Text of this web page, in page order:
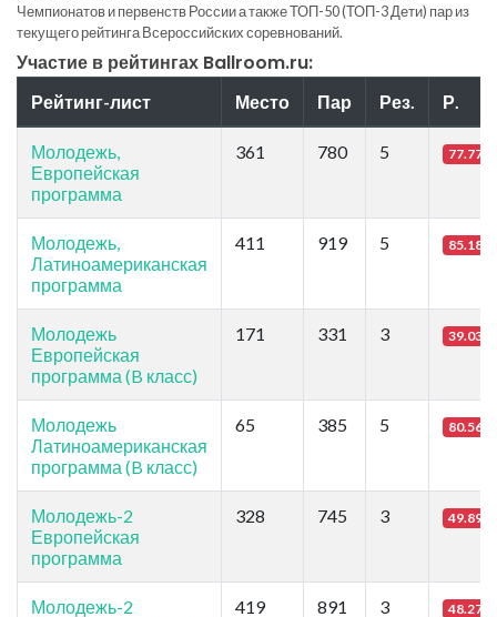
Чемпионатов и первенств России а также ТОП-50 (ТОП-3 Дети) пар из
текущего рейтинга Всероссийских соревнований.
Участие в рейтингах Ballroom.ru:
Рейтинг-лист Место Пар Рез. Р.
Молодежь,
Европейская
программа
361 780 5 77.77
Молодежь,
Латиноамериканская
программа
411 919 5 85.18
Молодежь
Европейская
программа (B класс)
171 331 3 39.03
Молодежь
Латиноамериканская
программа (B класс)
65 385 5 80.56
Молодежь-2
Европейская
программа
328 745 3 49.89
Молодежь-2
419 891 3 48.27